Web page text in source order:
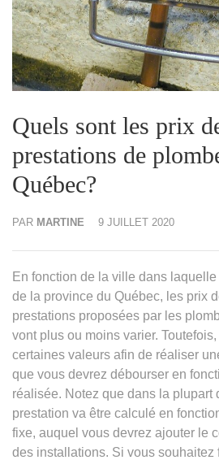
Quels sont les prix
prestations de
Québec?
PAR MARTINE 9 JUILLET 2020
En fonction de la ville dans
de la province du Québec, les prix
prestations proposées par les
vont plus ou moins varier.
certaines valeurs afin de réaliser
que vous devrez débourser en
réalisée. Notez que dans la plupart
prestation va être calculé en
fixe, auquel vous devrez ajouter le
des installations. Si vous souhaitez